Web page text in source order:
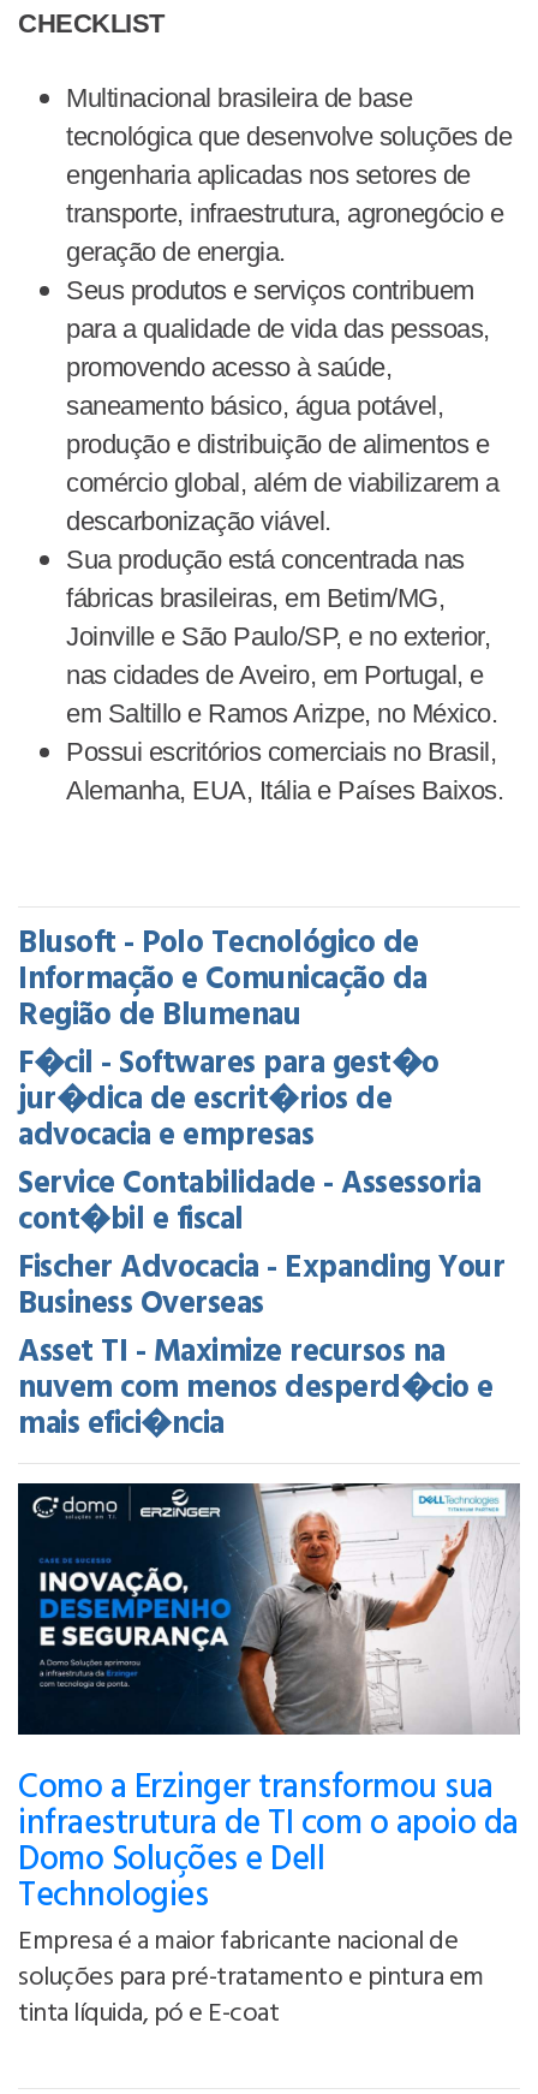
CHECKLIST
Multinacional brasileira de base
tecnológica que desenvolve soluções de
engenharia aplicadas nos setores de
transporte, infraestrutura, agronegócio e
geração de energia.
Seus produtos e serviços contribuem
para a qualidade de vida das pessoas,
promovendo acesso à saúde,
saneamento básico, água potável,
produção e distribuição de alimentos e
comércio global, além de viabilizarem a
descarbonização viável.
Sua produção está concentrada nas
fábricas brasileiras, em Betim/MG,
Joinville e São Paulo/SP, e no exterior,
nas cidades de Aveiro, em Portugal, e
em Saltillo e Ramos Arizpe, no México.
Possui escritórios comerciais no Brasil,
Alemanha, EUA, Itália e Países Baixos.
Blusoft - Polo Tecnológico de
Informação e Comunicação da
Região de Blumenau
F�cil - Softwares para gest�o
jur�dica de escrit�rios de
advocacia e empresas
Service Contabilidade - Assessoria
cont�bil e fiscal
Fischer Advocacia - Expanding Your
Business Overseas
Asset TI - Maximize recursos na
nuvem com menos desperd�cio e
mais efici�ncia
Como a Erzinger transformou sua
infraestrutura de TI com o apoio da
Domo Soluções e Dell
Technologies
Empresa é a maior fabricante nacional de
soluções para pré-tratamento e pintura em
tinta líquida, pó e E-coat